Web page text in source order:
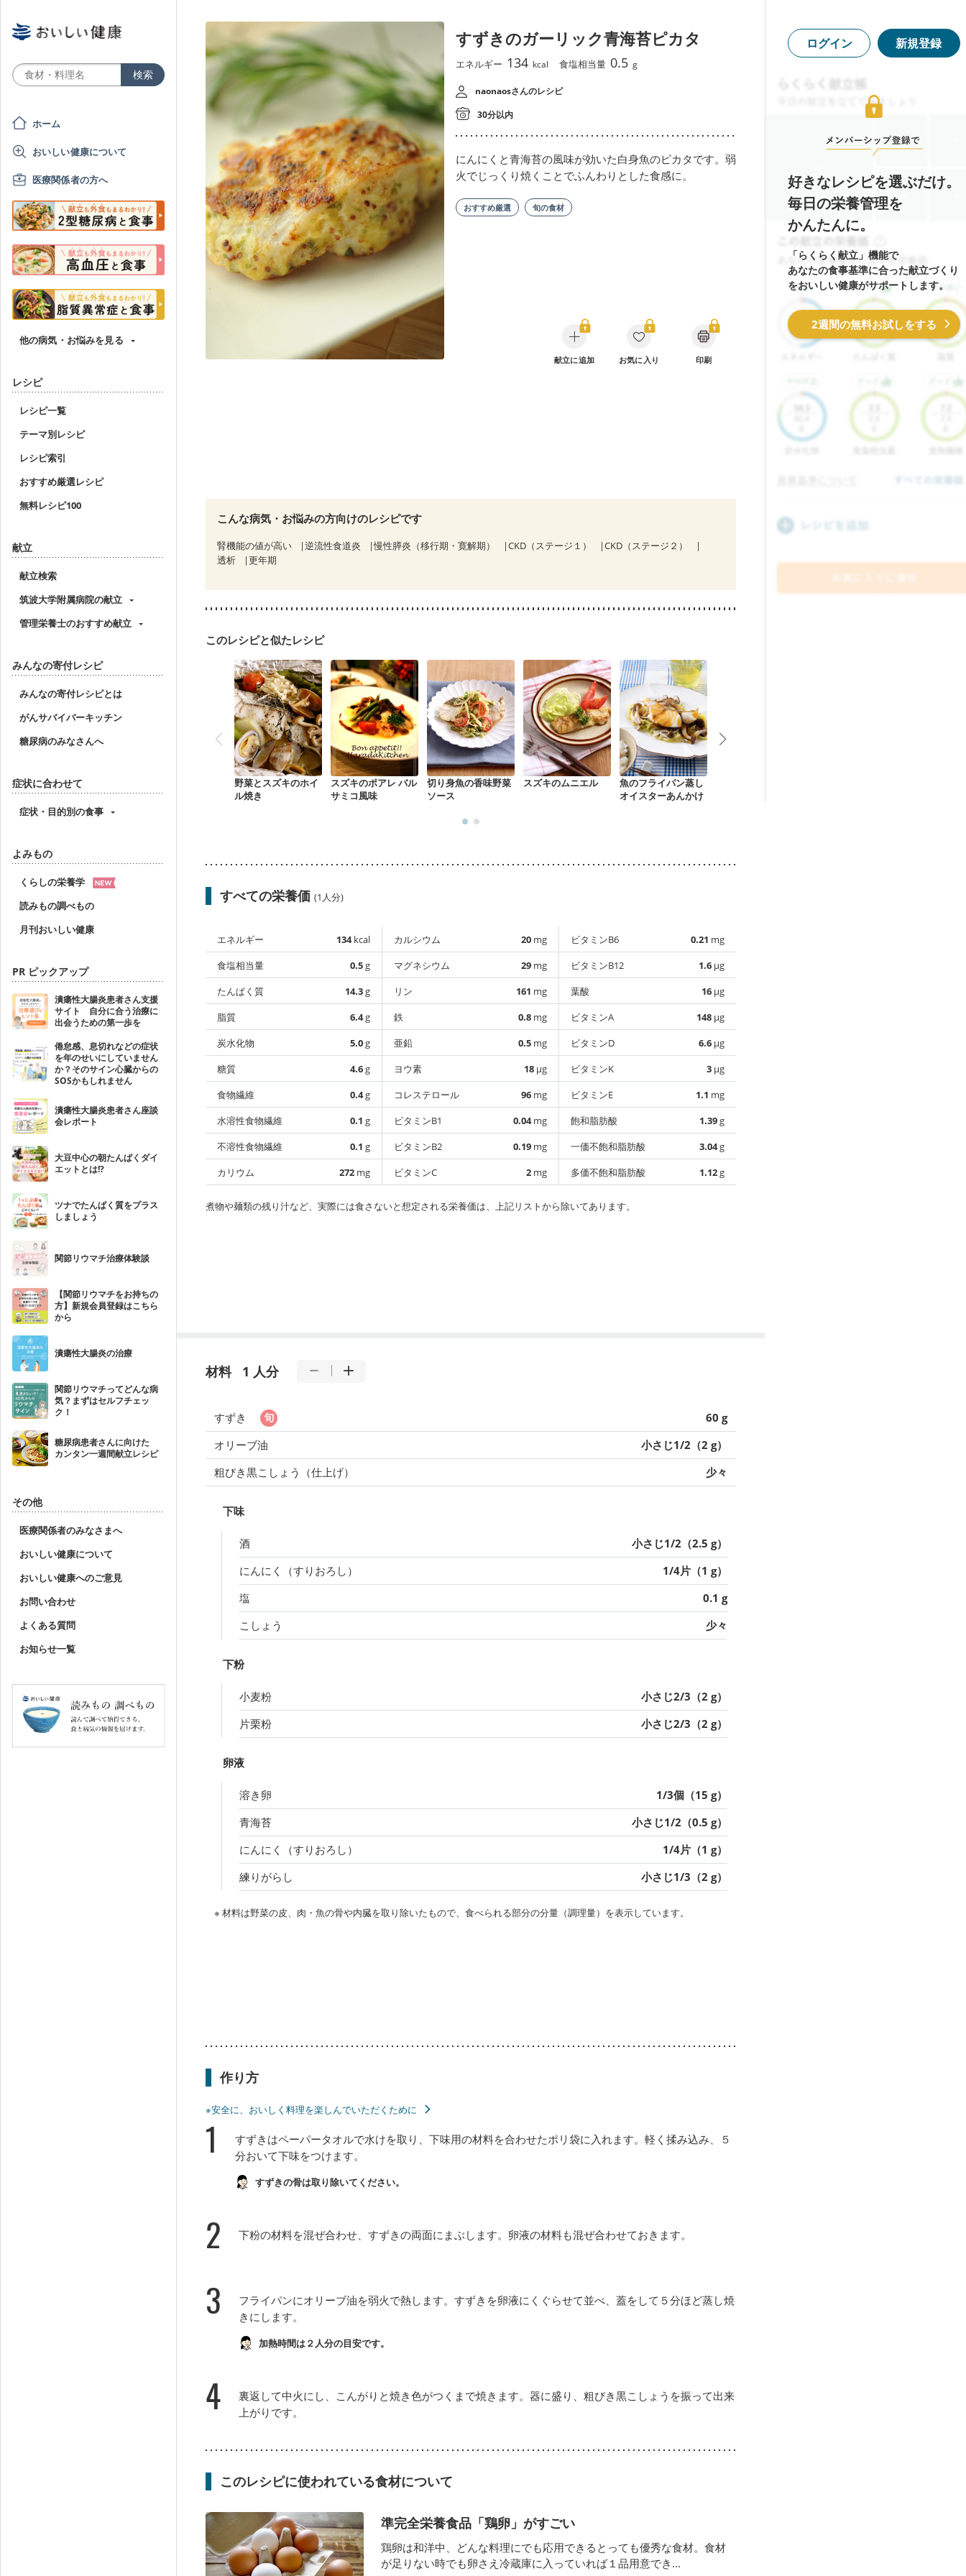
ホーム
おいしい健康について
医療関係者の方へ
他の病気・お悩みを見る
レシピ
レシピ一覧
テーマ別レシピ
レシピ索引
おすすめ厳選レシピ
無料レシピ100
献立
献立検索
筑波大学附属病院の献立
管理栄養士のおすすめ献立
みんなの寄付レシピ
みんなの寄付レシピとは
がんサバイバーキッチン
糖尿病のみなさんへ
症状に合わせて
症状・目的別の食事
よみもの
くらしの栄養学
読みもの調べもの
月刊おいしい健康
PR ピックアップ
潰瘍性大腸炎患者さん支援
サイト 自分に合う治療に
出会うための第一歩を
倦怠感、息切れなどの症状
を年のせいにしていません
か？そのサイン心臓からの
SOSかもしれません
潰瘍性大腸炎患者さん座談
会レポート
大豆中心の朝たんぱくダイ
エットとは!?
ツナでたんぱく質をプラス
しましょう
関節リウマチ治療体験談
【関節リウマチをお持ちの
方】新規会員登録はこちら
から
潰瘍性大腸炎の治療
関節リウマチってどんな病
気？まずはセルフチェッ
ク！
糖尿病患者さんに向けた
カンタン一週間献立レシピ
その他
医療関係者のみなさまへ
おいしい健康について
おいしい健康へのご意見
お問い合わせ
よくある質問
お知らせ一覧
すずきのガーリック青海苔ピカタ
エネルギー 134 kcal 食塩相当量 0.5 g
naonaosさんのレシピ
30分以内
にんにくと青海苔の風味が効いた白身魚のピカタです。弱
火でじっくり焼くことでふんわりとした食感に。
おすすめ厳選 旬の食材
献立に追加 お気に入り 印刷
こんな病気・お悩みの方向けのレシピです
腎機能の値が高い 逆流性食道炎 慢性膵炎（移行期・寛解期） CKD（ステージ１）
CKD（ステージ２）
透析
更年期
このレシピと似たレシピ
野菜とスズキのホイ
ル焼き
スズキのポアレ バル
サミコ風味
切り身魚の香味野菜
ソース
スズキのムニエル
魚のフライパン蒸し
オイスターあんかけ
すべての栄養価 (1人分)
エネルギー 134kcal
食塩相当量
0.5g
たんぱく質
14.3g
脂質
6.4g
炭水化物
5.0g
糖質
4.6g
食物繊維
0.4g
水溶性食物繊維
0.1 g
不溶性食物繊維
0.1 g
カリウム
272 mg
カルシウム 20 mg
マグネシウム
29 mg
リン
161 mg
鉄
0.8 mg
亜鉛
0.5 mg
ヨウ素
18 µg
コレステロール
96 mg
ビタミンB1
0.04mg
ビタミンB2
0.19 mg
ビタミンC
2 mg
ビタミンB6 0.21 mg
ビタミンB12
1.6 µg
葉酸
16 µg
ビタミンA
148 µg
ビタミンD
6.6 µg
ビタミンK
3 µg
ビタミンE
1.1 mg
飽和脂肪酸
1.39g
一価不飽和脂肪酸
3.04g
多価不飽和脂肪酸
1.12g
煮物や麺類の残り汁など、実際には食さないと想定される栄養価は、上記リストから除いてあります。
材料 1 人分
すずき
60 g
オリーブ油
小さじ1/2（2 g）
粗びき黒こしょう（仕上げ）
少々
下味
酒
小さじ1/2（2.5 g）
にんにく（すりおろし）
1/4片（1 g）
塩
0.1 g
こしょう
少々
下粉
小麦粉
小さじ2/3（2 g）
片栗粉
小さじ2/3（2 g）
卵液
溶き卵
1/3個（15 g）
青海苔
小さじ1/2（0.5 g）
にんにく（すりおろし）
1/4片（1 g）
練りがらし
小さじ1/3（2 g）
※ 材料は野菜の皮、肉・魚の骨や内臓を取り除いたもので、食べられる部分の分量（調理量）を表示しています。
作り方
※安全に、おいしく料理を楽しんでいただくために
1
すずきはペーパータオルで水けを取り、下味用の材料を合わせたポリ袋に入れます。軽く揉み込み、５
分おいて下味をつけます。
すずきの骨は取り除いてください。
2 下粉の材料を混ぜ合わせ、すずきの両面にまぶします。卵液の材料も混ぜ合わせておきます。
3
フライパンにオリーブ油を弱火で熱します。すずきを卵液にくぐらせて並べ、蓋をして５分ほど蒸し焼
きにします。
加熱時間は２人分の目安です。
4
裏返して中火にし、こんがりと焼き色がつくまで焼きます。器に盛り、粗びき黒こしょうを振って出来
上がりです。
このレシピに使われている食材について
準完全栄養食品「鶏卵」がすごい
鶏卵は和洋中、どんな料理にでも応用できるとっても優秀な食材。食材
が足りない時でも卵さえ冷蔵庫に入っていれば１品用意でき...
ログイン 新規登録
好きなレシピを選ぶだけ。
毎日の栄養管理を
かんたんに。
「らくらく献立」機能で
あなたの食事基準に合った献立づくり
をおいしい健康がサポートします。
2週間の無料お試しをする